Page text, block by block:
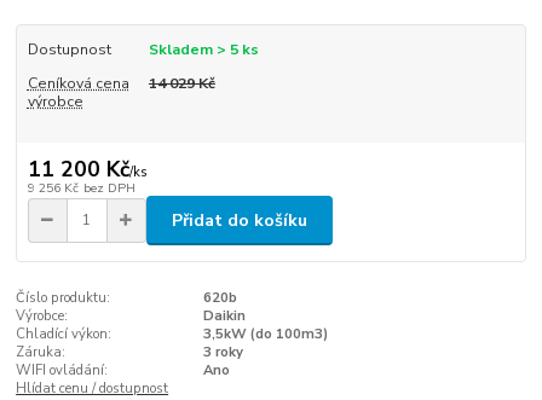
Dostupnost
Skladem > 5 ks
Ceníková cena
výrobce
14 029 Kč
11 200 Kč/ks
9 256 Kč bez DPH
Přidat do košíku
Číslo produktu:
620b
Výrobce:
Daikin
Chladící výkon:
3,5kW (do 100m3)
Záruka:
3 roky
WIFI ovládání:
Ano
Hlídat cenu / dostupnost